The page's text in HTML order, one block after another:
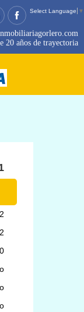
Select Language ▼
20 años de trayectoria
2
2
0